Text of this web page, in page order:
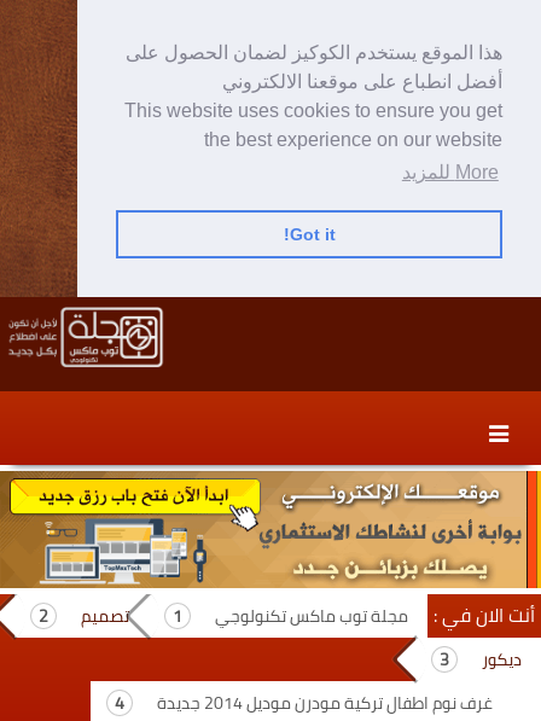
هذا الموقع يستخدم الكوكيز لضمان الحصول على
أفضل انطباع على موقعنا الالكتروني
This website uses cookies to ensure you get
the best experience on our website
More للمزيد
Got it!
content
secondary
content
أنت الان في : مجلة توب ماكس تكنولوجي
تصميم
ديكور
غرف نوم اطفال تركية مودرن موديل 2014 جديدة